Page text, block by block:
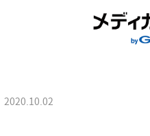
2020.10.02